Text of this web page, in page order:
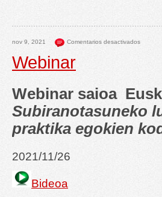
nov 9, 2021 Comentarios desactivados
Webinar
Webinar saioa
Subiranotasuneko
praktika egokien
2021/11/26
Bideoa